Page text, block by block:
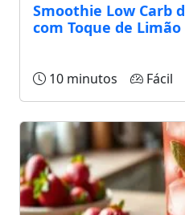
Smoothie Low Carb
com Toque de Limão
10 minutos Fácil